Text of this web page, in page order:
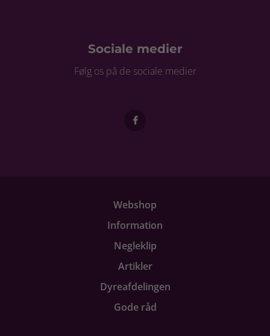
Sociale medier
Følg os på de sociale medier
Webshop
Information
Negleklip
Artikler
Dyreafdelingen
Gode råd